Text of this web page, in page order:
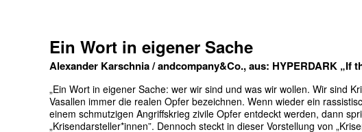
Ein Wort in eigener Sache
Alexander Karschnia / andcompany&Co., aus: HYPERDARK „If
„Ein Wort in eigener Sache: wer wir sind und was wir wollen. Wir sind
Vasallen immer die realen Opfer bezeichnen. Wenn wieder ein
einem schmutzigen Angriffskrieg zivile Opfer entdeckt werden, dann
„Krisendarsteller*innen”. Dennoch steckt in dieser Vorstellung von